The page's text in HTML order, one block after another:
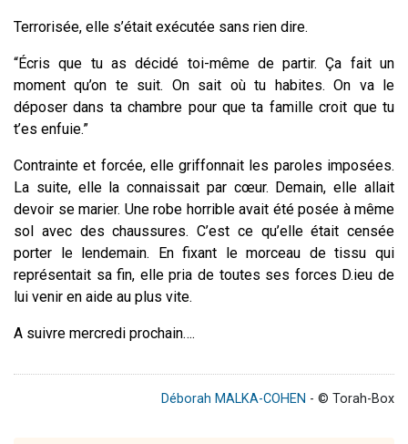
Terrorisée, elle s’était exécutée sans rien dire.
“Écris que tu as décidé toi-même de partir. Ça fait un
moment qu’on te suit. On sait où tu habites. On va le
déposer dans ta chambre pour que ta famille croit que tu
t’es enfuie.”
Contrainte et forcée, elle griffonnait les paroles imposées.
La suite, elle la connaissait par cœur. Demain, elle allait
devoir se marier. Une robe horrible avait été posée à même
sol avec des chaussures. C’est ce qu’elle était censée
porter le lendemain. En fixant le morceau de tissu qui
représentait sa fin, elle pria de toutes ses forces D.ieu de
lui venir en aide au plus vite.
A suivre mercredi prochain….
Déborah MALKA-COHEN - © Torah-Box